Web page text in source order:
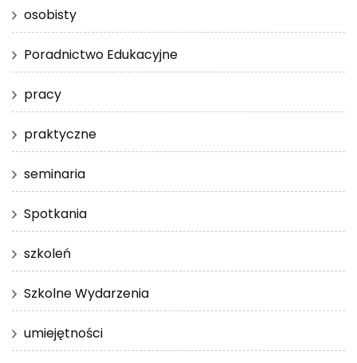
osobisty
Poradnictwo Edukacyjne
pracy
praktyczne
seminaria
Spotkania
szkoleń
Szkolne Wydarzenia
umiejętności